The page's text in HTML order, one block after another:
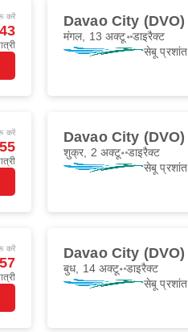
करें Davao City (DVO)
मंगल, 13 अक्टू॰ डाइरैक्ट
सेबू प्रशांत
करें Davao City (DVO)
शुक्र, 2 अक्टू॰ डाइरैक्ट
सेबू प्रशांत
करें Davao City (DVO)
बुध, 14 अक्टू॰ डाइरैक्ट
सेबू प्रशांत